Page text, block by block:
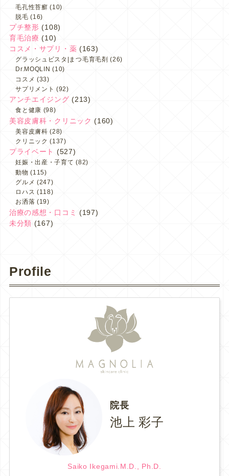
毛孔性苔癬 (10)
脱毛 (16)
プチ整形 (108)
育毛治療 (10)
コスメ・サプリ・薬 (163)
グラッシュビスタ|まつ毛育毛剤 (26)
Dr.MOQLIN (10)
コスメ (33)
サプリメント (92)
アンチエイジング (213)
食と健康 (98)
美容皮膚科・クリニック (160)
美容皮膚科 (28)
クリニック (137)
プライベート (527)
妊娠・出産・子育て (82)
動物 (115)
グルメ (247)
ロハス (118)
お洒落 (19)
治療の感想・口コミ
(197)
未分類 (167)
Profile
院長
池上 彩子
Saiko Ikegami.M.D., Ph.D.